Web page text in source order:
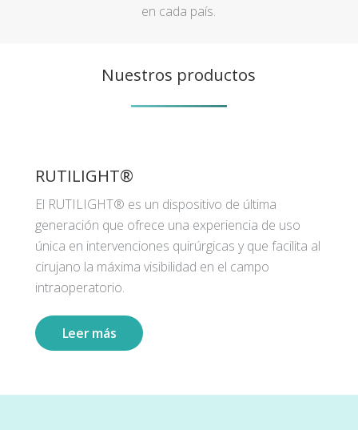
en cada país.
Nuestros productos
RUTILIGHT®
El RUTILIGHT® es un dispositivo de última
generación que ofrece una experiencia de uso
única en intervenciones quirúrgicas y que facilita al
cirujano la máxima visibilidad en el campo
intraoperatorio.
Leer más